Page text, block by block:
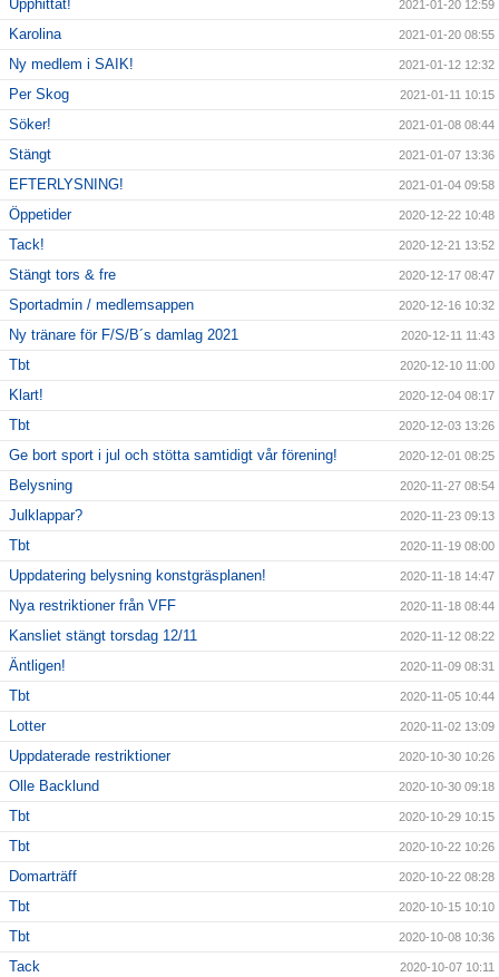
Upphittat! 2021-01-20 12:59
Karolina 2021-01-20 08:55
Ny medlem i SAIK! 2021-01-12 12:32
Per Skog 2021-01-11 10:15
Söker! 2021-01-08 08:44
Stängt 2021-01-07 13:36
EFTERLYSNING! 2021-01-04 09:58
Öppetider 2020-12-22 10:48
Tack! 2020-12-21 13:52
Stängt tors & fre 2020-12-17 08:47
Sportadmin / medlemsappen 2020-12-16 10:32
Ny tränare för F/S/B´s damlag 2021 2020-12-11 11:43
Tbt 2020-12-10 11:00
Klart! 2020-12-04 08:17
Tbt 2020-12-03 13:26
Ge bort sport i jul och stötta samtidigt vår förening! 2020-12-01 08:25
Belysning 2020-11-27 08:54
Julklappar? 2020-11-23 09:13
Tbt 2020-11-19 08:00
Uppdatering belysning konstgräsplanen! 2020-11-18 14:47
Nya restriktioner från VFF 2020-11-18 08:44
Kansliet stängt torsdag 12/11 2020-11-12 08:22
Äntligen! 2020-11-09 08:31
Tbt 2020-11-05 10:44
Lotter 2020-11-02 13:09
Uppdaterade restriktioner 2020-10-30 10:26
Olle Backlund 2020-10-30 09:18
Tbt 2020-10-29 10:15
Tbt 2020-10-22 10:26
Domarträff 2020-10-22 08:28
Tbt 2020-10-15 10:10
Tbt 2020-10-08 10:36
Tack 2020-10-07 10:11